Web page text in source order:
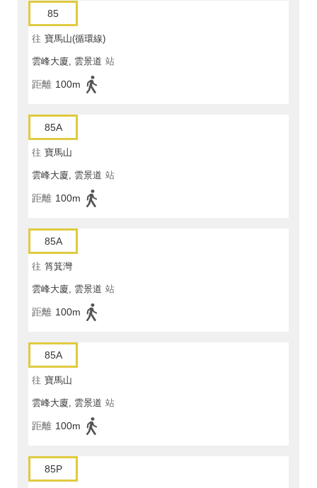
85
往 寶馬山(循環線)
雲峰大廈, 雲景道 站
距離 100m
85A
往 寶馬山
雲峰大廈, 雲景道 站
距離 100m
85A
往 筲箕灣
雲峰大廈, 雲景道 站
距離 100m
85A
往 寶馬山
雲峰大廈, 雲景道 站
距離 100m
85P